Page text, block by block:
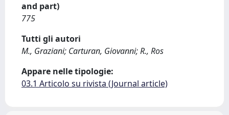
and part)
775
Tutti gli autori
M., Graziani; Carturan, Giovanni; R., Ros
Appare nelle tipologie:
03.1 Articolo su rivista (Journal article)